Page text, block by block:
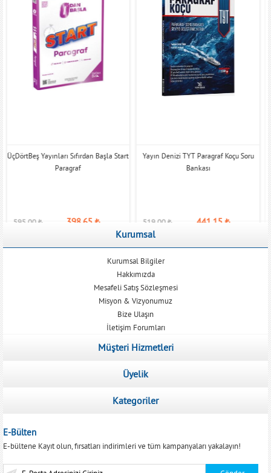
ÜçDörtBeş Yayınları Sıfırdan Başla Start
Paragraf
595,00₺ 398,65₺
Yayın Denizi TYT Paragraf Koçu Soru
Bankası
519,00₺ 441,15₺
Kurumsal
Kurumsal Bilgiler
Hakkımızda
Mesafeli Satış Sözleşmesi
Misyon & Vizyonumuz
Bize Ulaşın
İletişim Forumları
Müşteri Hizmetleri
Üyelik
Kategoriler
E-Bülten
E-bültene Kayıt olun, fırsatları indirimleri ve tüm kampanyaları yakalayın!